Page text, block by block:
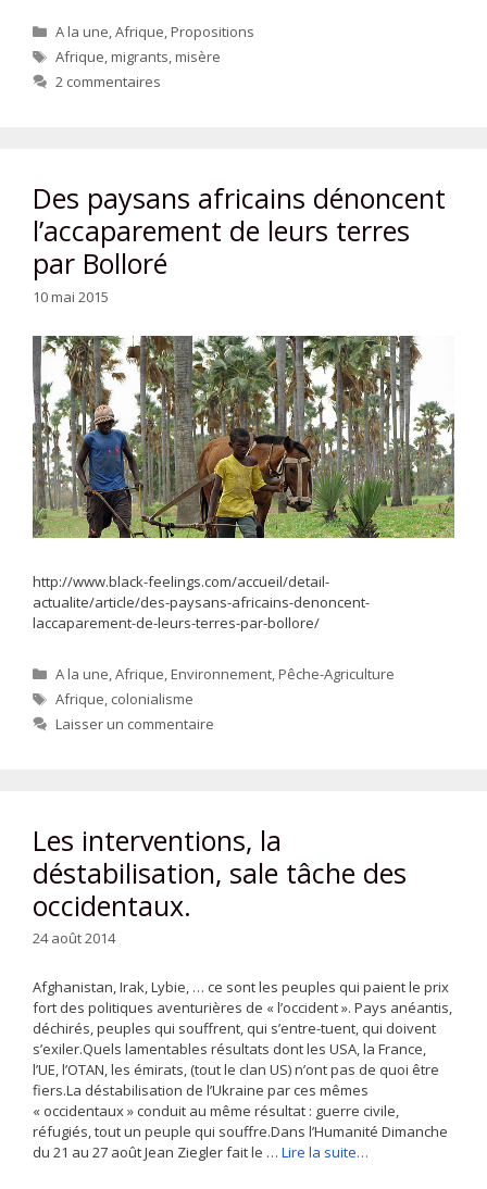
Catégories
A la une,Afrique,Propositions
Étiquettes
Afrique,migrants,misère
2 commentaires
Des paysans africains dénoncent
l’accaparement de leurs terres
par Bolloré
10 mai 2015
http://www.black-feelings.com/accueil/detail-
actualite/article/des-paysans-africains-denoncent-
laccaparement-de-leurs-terres-par-bollore/
Catégories
A la une,Afrique,Environnement,Pêche-Agriculture
Étiquettes
Afrique, colonialisme
Laisser un commentaire
Les interventions, la
déstabilisation, sale tâche des
occidentaux.
24 août 2014
Afghanistan, Irak, Lybie, … ce sont les peuples qui paient le prix
fort des politiques aventurières de « l’occident ». Pays anéantis,
déchirés, peuples qui souffrent, qui s’entre-tuent, qui doivent
s’exiler.Quels lamentables résultats dont les USA, la France,
l’UE, l’OTAN, les émirats, (tout le clan US) n’ont pas de quoi être
fiers.La déstabilisation de l’Ukraine par ces mêmes
« occidentaux » conduit au même résultat : guerre civile,
réfugiés, tout un peuple qui souffre.Dans l’Humanité Dimanche
du 21 au 27 août Jean Ziegler fait le … Lire la suite…